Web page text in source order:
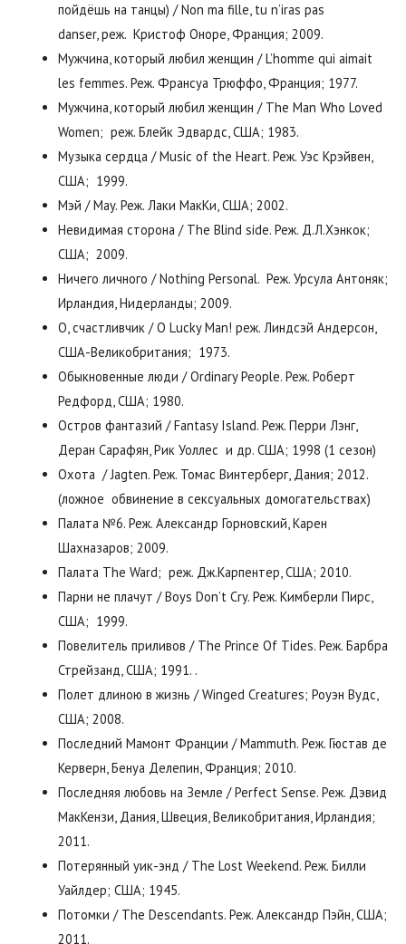
пойдёшь на танцы) / Non ma fille, tu n’iras pas
danser, реж. Кристоф Оноре, Франция; 2009.
Мужчина, который любил женщин / L’homme qui aimait
les femmes. Реж. Франсуа Трюффо, Франция; 1977.
Мужчина, который любил женщин / The Man Who Loved
Women; реж. Блейк Эдвардс, США; 1983.
Музыка сердца / Music of the Heart. Реж. Уэс Крэйвен,
США; 1999.
Мэй / May. Реж. Лаки МакКи, США; 2002.
Невидимая сторона / The Blind side. Реж. Д.Л.Хэнкок;
США; 2009.
Ничего личного / Nothing Personal. Реж. Урсула Антоняк;
Ирландия, Нидерланды; 2009.
О, счастливчик / O Lucky Man! реж. Линдсэй Андерсон,
США-Великобритания; 1973.
Обыкновенные люди / Ordinary People. Реж. Роберт
Редфорд, США; 1980.
Остров фантазий / Fantasy Island. Реж. Перри Лэнг,
Деран Сарафян, Рик Уоллес и др. США; 1998 (1 сезон)
Охота / Jagten. Реж. Томас Винтерберг, Дания; 2012.
(ложное обвинение в сексуальных домогательствах)
Палата №6. Реж. Александр Горновский, Карен
Шахназаров; 2009.
Палата The Ward; реж. Дж.Карпентер, США; 2010.
Парни не плачут / Boys Don’t Cry. Реж. Кимберли Пирс,
США; 1999.
Повелитель приливов / The Prince Of Tides. Реж. Барбра
Стрейзанд, США; 1991. .
Полет длиною в жизнь / Winged Creatures; Роуэн Вудс,
США; 2008.
Последний Мамонт Франции / Mammuth. Реж. Гюстав де
Керверн, Бенуа Делепин, Франция; 2010.
Последняя любовь на Земле / Perfect Sense. Реж. Дэвид
МакКензи, Дания, Швеция, Великобритания, Ирландия;
2011.
Потерянный уик-энд / The Lost Weekend. Реж. Билли
Уайлдер; США; 1945.
Потомки / The Descendants. Реж. Александр Пэйн, США;
2011.